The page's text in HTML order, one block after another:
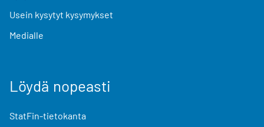
Usein kysytyt kysymykset
Medialle
Löydä nopeasti
StatFin-tietokanta